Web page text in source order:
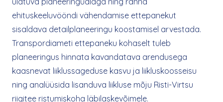
ehituskeeluvööndi vähendamise ettepanekut
sisaldava detailplaneeringu koostamisel arvestada.
Transpordiameti ettepaneku kohaselt tuleb
planeeringus hinnata kavandatava arendusega
kaasnevat liiklussageduse kasvu ja liikluskoosseisu
ning analüüsida lisanduva liikluse mõju Risti-Virtsu
riigitee ristumiskoha läbilaskevõimele.